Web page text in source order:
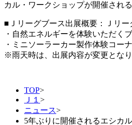
カル・ワークショップが開催される
■Ｊリーグブース出展概要：Ｊリ
・自然エネルギーを体験いただく
・ミニソーラーカー製作体験コー
※雨天時は、出展内容が変更とな
TOP>
Ｊ１ >
ニュース>
5年ぶりに開催されるエシカ